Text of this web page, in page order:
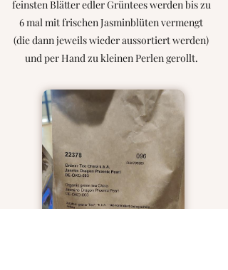
feinsten Blätter edler Grüntees werden bis zu
6 mal mit frischen Jasminblüten vermengt
(die dann jeweils wieder aussortiert werden)
und per Hand zu kleinen Perlen gerollt.